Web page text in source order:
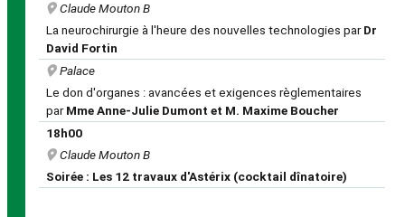
Claude Mouton B
La neurochirurgie à l'heure des nouvelles technologies parDr
David Fortin
Palace
Le don d'organes : avancées et exigences règlementaires
parMme Anne-Julie Dumont et M. Maxime Boucher
18h00
Claude Mouton B
Soirée : Les 12 travaux d'Astérix (cocktail dînatoire)